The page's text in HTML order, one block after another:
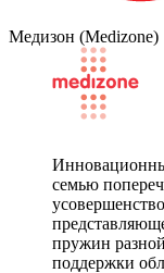
Медизон (Medizone)
семью
пружин
поддержки